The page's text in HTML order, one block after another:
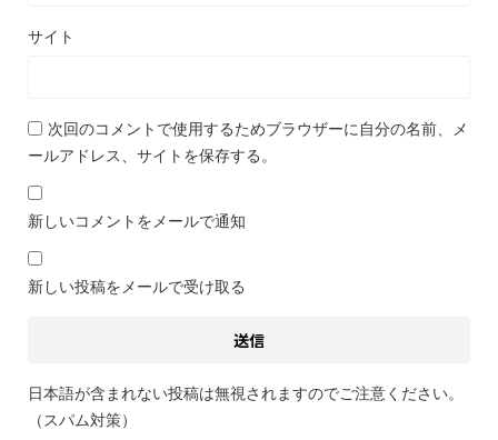
サイト
次回のコメントで使用するためブラウザーに自分の名前、メ
ールアドレス、サイトを保存する。
新しいコメントをメールで通知
新しい投稿をメールで受け取る
日本語が含まれない投稿は無視されますのでご注意ください。
（スパム対策）